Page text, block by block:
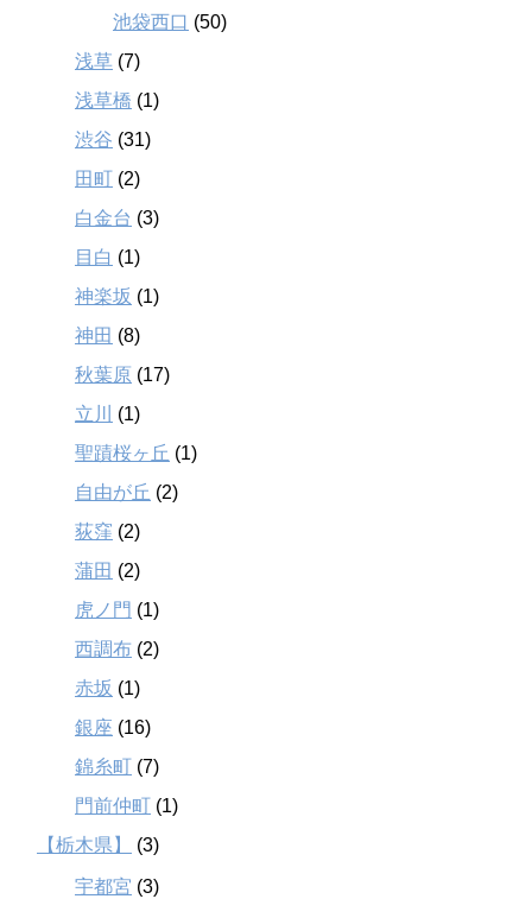
池袋西口 (50)
浅草 (7)
浅草橋 (1)
渋谷 (31)
田町 (2)
白金台 (3)
目白 (1)
神楽坂 (1)
神田 (8)
秋葉原 (17)
立川
(1)
聖蹟桜ヶ丘 (1)
自由が丘 (2)
荻窪 (2)
蒲田 (2)
虎ノ門 (1)
西調布 (2)
赤坂 (1)
銀座 (16)
錦糸町 (7)
門前仲町 (1)
【栃木県】
(3)
宇都宮 (3)